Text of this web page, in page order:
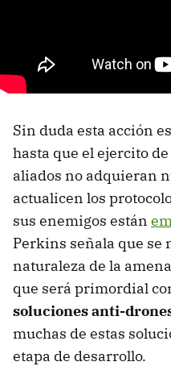
Sin duda esta acción
hasta que el ejercito
aliados no adquieran
actualicen los
sus enemigos están
Perkins señala que se
naturaleza de la
que será primordial
soluciones anti-
muchas de estas
etapa de desarrollo.